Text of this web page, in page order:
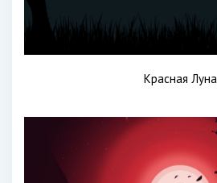
Красная Луна